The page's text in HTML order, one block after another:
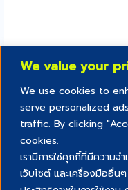
We value your
We use cookies to
serve personalized
traffic. By clicking
cookies.
เรามีการใช้คุกกี้ที่มีความจ
เว็บไซต์ และเครื่องมืออื่น